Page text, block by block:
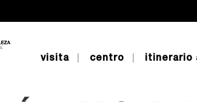
visita centro itinerario